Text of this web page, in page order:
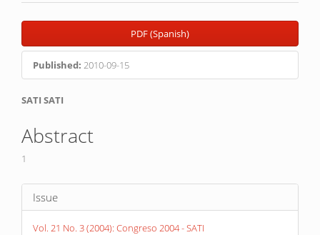
Article
Sidebar
PDF (Spanish)
Published: 2010-09-15
Main
Article
Content
SATI SATI
Abstract
1
Article
Details
Issue
Vol. 21 No. 3 (2004): Congreso 2004 - SATI